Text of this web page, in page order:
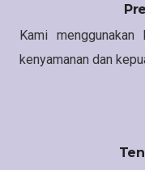
Kami
kenyamanan dan